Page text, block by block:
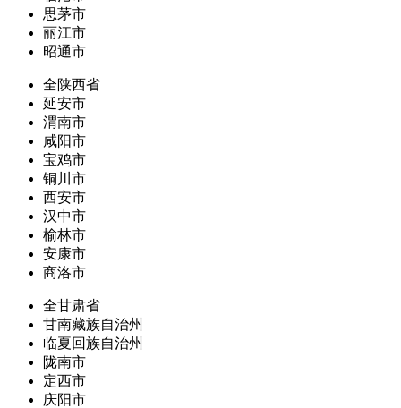
思茅市
丽江市
昭通市
全陕西省
延安市
渭南市
咸阳市
宝鸡市
铜川市
西安市
汉中市
榆林市
安康市
商洛市
全甘肃省
甘南藏族自治州
临夏回族自治州
陇南市
定西市
庆阳市